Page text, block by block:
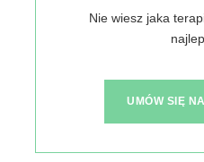
Nie wiesz jaka
UMÓW SIĘ